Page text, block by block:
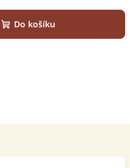
Do košíku